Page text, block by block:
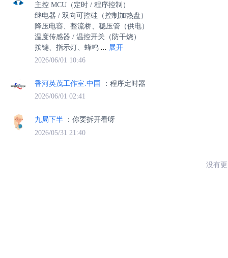
主控 MCU（定时 / 程序控制）
继电器 / 双向可控硅（控制加热盘）
降压电容、整流桥、稳压管（供电）
温度传感器 / 温控开关（防干烧）
按键、指示灯、蜂鸣
展开
2026/06/01 10:46
香河英茂工作室.中国
：程序定时器
2026/06/01 02:41
九局下半
：你要拆开看呀
2026/05/31 21:40
没有